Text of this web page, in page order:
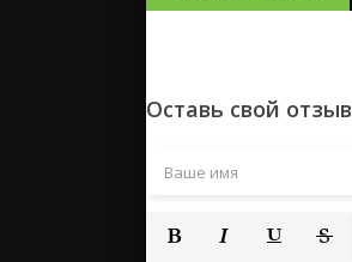
Оставь свой отзыв